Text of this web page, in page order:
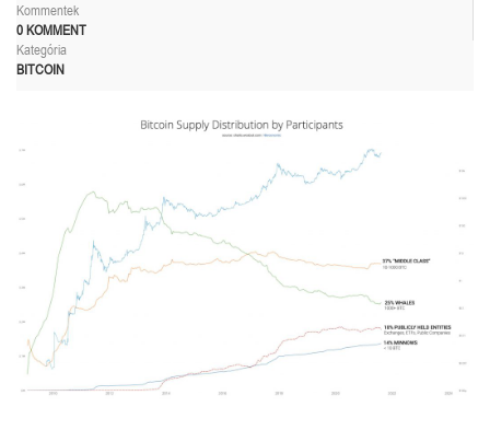
Kommentek
0 KOMMENT
Kategória
BITCOIN